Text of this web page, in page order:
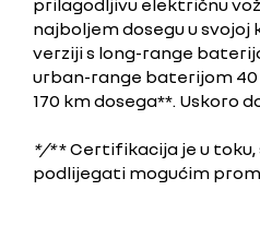
najboljem dosegu u svojoj
verziji s long-range
urban-range baterijom 40
170 km dosega**. Uskoro
*/** Certifikacija je u
podlijegati mogućim